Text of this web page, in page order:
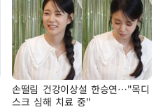
손떨림 건강이상설 한승연…"목디
스크 심해 치료 중"